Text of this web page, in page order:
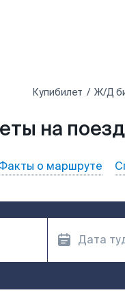
Купибилет Ж/Д
на
о маршруте